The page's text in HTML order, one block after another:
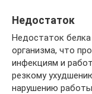
Недостаток
Недостаток
организма, что
инфекциям и
резкому
нарушению